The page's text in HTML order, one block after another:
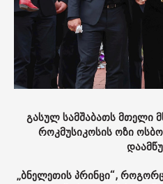
გასულ სამშაბათს
როკმუსიკოსის ოზი
„ბნელეთის პრინცი“,